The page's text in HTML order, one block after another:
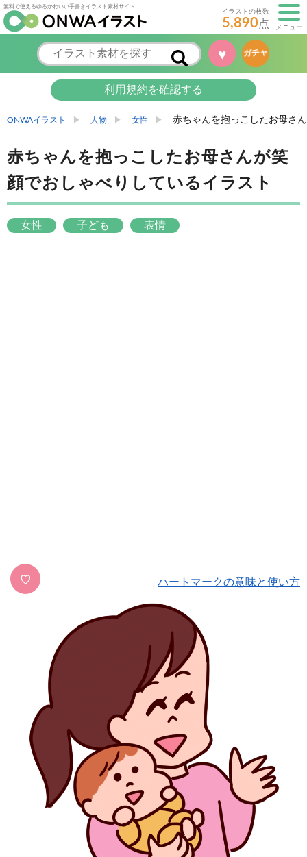
無料で使えるゆるかわいい手書きイラスト素材サイト
イラストの枚数
5,890点 メニュー
♥ ガチャ
利用規約を確認する
ONWAイラスト 人物 女性 赤ちゃんを抱っこしたお母さ
赤ちゃんを抱っこしたお母さんが笑
顔でおしゃべりしているイラスト
女性 子ども 表情
♡ ハートマークの意味と使い方